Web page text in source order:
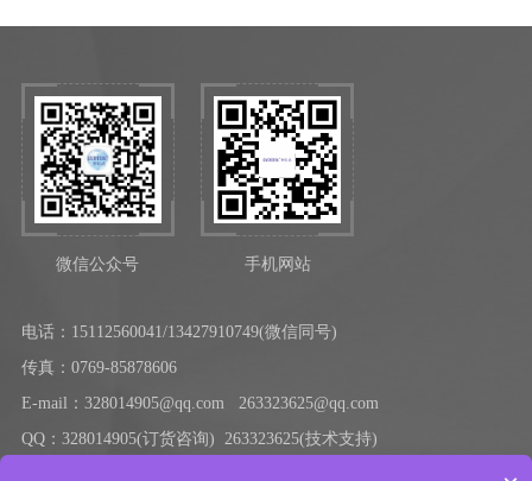
微信公众号 手机网站
电话： 15112560041/13427910749(微信同号)
传真：0769-85878606
E-mail：328014905@qq.com 263323625@qq.com
QQ：328014905(订货咨询) 263323625(技术支持)